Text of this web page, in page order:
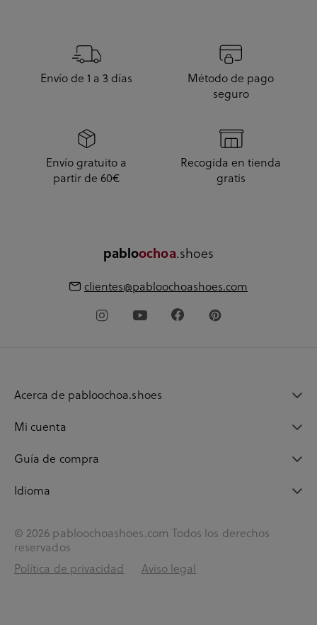
Envío de 1 a 3 días
Método de pago
seguro
Envío gratuito a
partir de 60€
Recogida en tienda
gratis
pabloochoa.shoes
clientes@pabloochoashoes.com
Acerca de pabloochoa.shoes
Mi cuenta
Guía de compra
Idioma
© 2026 pabloochoashoes.com Todos los derechos
reservados
Política de privacidad
Aviso legal